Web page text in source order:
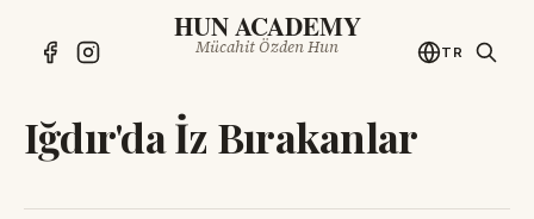
HUN ACADEMY
Mücahit Özden Hun TR
Iğdır'da İz Bırakanlar